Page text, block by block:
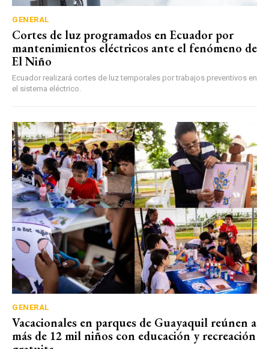
GENERAL
Cortes de luz programados en Ecuador por
mantenimientos eléctricos ante el fenómeno de
El Niño
Ecuador realizará cortes de luz temporales por trabajos preventivos en
el sistema eléctrico.
GENERAL
Vacacionales en parques de Guayaquil reúnen a
más de 12 mil niños con educación y recreación